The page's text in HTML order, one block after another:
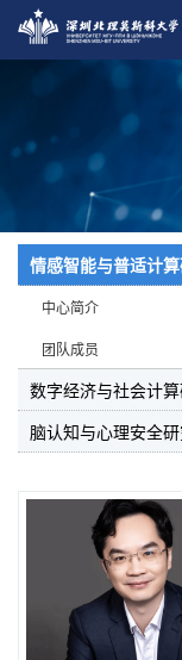
情感智能与普适计
中心简介
团队成员
数字经济与社会计
脑认知与心理安全